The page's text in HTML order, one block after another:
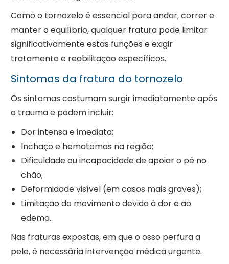
Como o tornozelo é essencial para andar, correr e
manter o equilíbrio, qualquer fratura pode limitar
significativamente estas funções e exigir
tratamento e reabilitação específicos.
Sintomas da fratura do tornozelo
Os sintomas costumam surgir imediatamente após
o trauma e podem incluir:
Dor intensa e imediata;
Inchaço e hematomas na região;
Dificuldade ou incapacidade de apoiar o pé no
chão;
Deformidade visível (em casos mais graves);
Limitação do movimento devido à dor e ao
edema.
Nas fraturas expostas, em que o osso perfura a
pele, é necessária intervenção médica urgente.